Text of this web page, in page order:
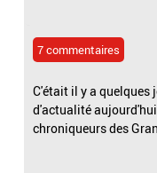
7 commentaires
C'était il y a quelques
d'actualité
chroniqueurs des